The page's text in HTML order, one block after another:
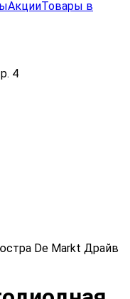
АкцииТовары в
4
De Markt Драйв